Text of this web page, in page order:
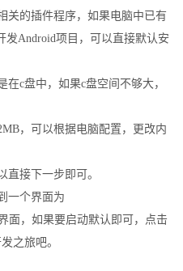
关的插件程序，如果电脑中已有
发Android项目，可以直接默认安
c盘中，如果c盘空间不够大，
，可以根据电脑配置，更改内
直接下一步即可。
一个界面为
面，如果要启动默认即可，点击
之旅吧。